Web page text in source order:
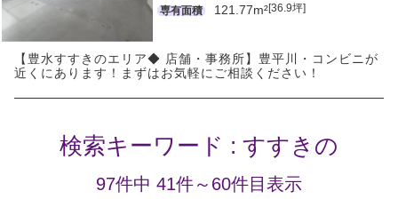
専有面積 121.77m²[36.9坪]
【豊水すすきのエリア◆ 店舗・事務所】豊平川・コンビニが
近くにあります！まずはお気軽にご相談ください！
検索キーワード : すすきの
97件中 41件～60件目表示